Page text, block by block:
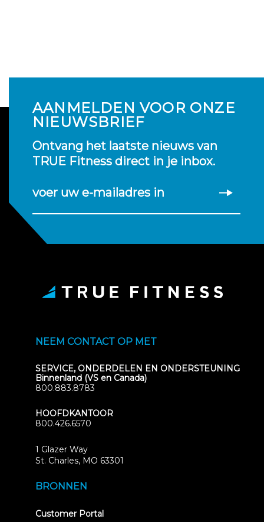
AANMELDEN VOOR ONZE
NIEUWSBRIEF
Ontvang het laatste nieuws van
TRUE Fitness direct in je inbox.
voer uw e-mailadres in
NEEM CONTACT OP MET
SERVICE, ONDERDELEN EN ONDERSTEUNING
Binnenland (VS en Canada)
800.883.8783
HOOFDKANTOOR
800.426.6570
1 Glazer Way
St. Charles, MO 63301
BRONNEN
Customer Portal(opens